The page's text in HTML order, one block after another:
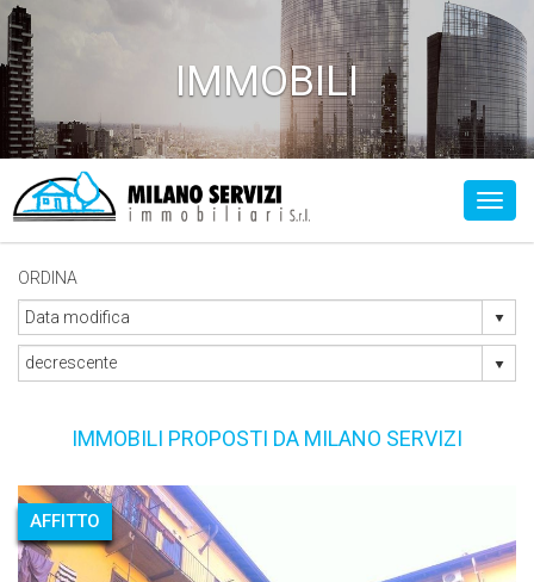
IMMOBILI
ORDINA
IMMOBILI PROPOSTI DA MILANO SERVIZI
AFFITTO